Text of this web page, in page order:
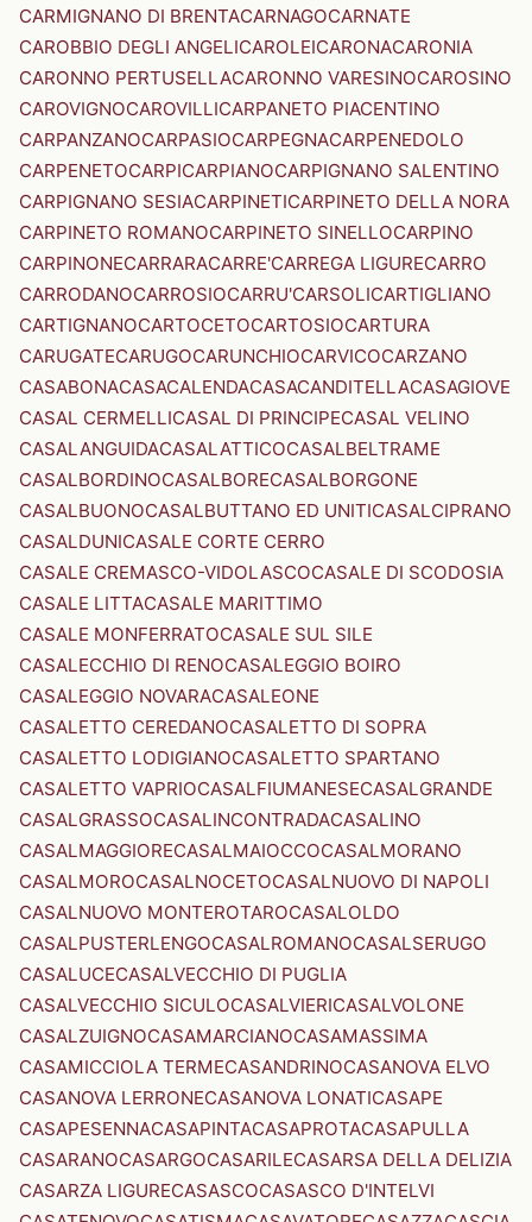
CARMIGNANO DI BRENTACARNAGOCARNATE
CAROBBIO DEGLI ANGELICAROLEICARONACARONIA
CARONNO PERTUSELLACARONNO VARESINOCAROSINO
CAROVIGNOCAROVILLICARPANETO PIACENTINO
CARPANZANOCARPASIOCARPEGNACARPENEDOLO
CARPENETOCARPICARPIANOCARPIGNANO SALENTINO
CARPIGNANO SESIACARPINETICARPINETO DELLA NORA
CARPINETO ROMANOCARPINETO SINELLOCARPINO
CARPINONECARRARACARRE'CARREGA LIGURECARRO
CARRODANOCARROSIOCARRU'CARSOLICARTIGLIANO
CARTIGNANOCARTOCETOCARTOSIOCARTURA
CARUGATECARUGOCARUNCHIOCARVICOCARZANO
CASABONACASACALENDACASACANDITELLACASAGIOVE
CASAL CERMELLICASAL DI PRINCIPECASAL VELINO
CASALANGUIDACASALATTICOCASALBELTRAME
CASALBORDINOCASALBORECASALBORGONE
CASALBUONOCASALBUTTANO ED UNITICASALCIPRANO
CASALDUNICASALE CORTE CERRO
CASALE CREMASCO-VIDOLASCOCASALE DI SCODOSIA
CASALE LITTACASALE MARITTIMO
CASALE MONFERRATOCASALE SUL SILE
CASALECCHIO DI RENOCASALEGGIO BOIRO
CASALEGGIO NOVARACASALEONE
CASALETTO CEREDANOCASALETTO DI SOPRA
CASALETTO LODIGIANOCASALETTO SPARTANO
CASALETTO VAPRIOCASALFIUMANESECASALGRANDE
CASALGRASSOCASALINCONTRADACASALINO
CASALMAGGIORECASALMAIOCCOCASALMORANO
CASALMOROCASALNOCETOCASALNUOVO DI NAPOLI
CASALNUOVO MONTEROTAROCASALOLDO
CASALPUSTERLENGOCASALROMANOCASALSERUGO
CASALUCECASALVECCHIO DI PUGLIA
CASALVECCHIO SICULOCASALVIERICASALVOLONE
CASALZUIGNOCASAMARCIANOCASAMASSIMA
CASAMICCIOLA TERMECASANDRINOCASANOVA ELVO
CASANOVA LERRONECASANOVA LONATICASAPE
CASAPESENNACASAPINTACASAPROTACASAPULLA
CASARANOCASARGOCASARILECASARSA DELLA DELIZIA
CASARZA LIGURECASASCOCASASCO D'INTELVI